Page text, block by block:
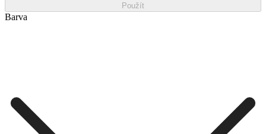
Použít
Barva